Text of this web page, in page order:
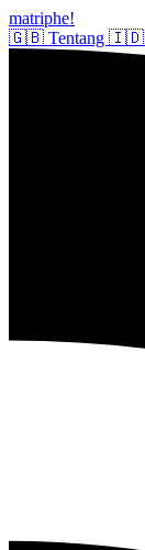
matriphe!
🇬🇧 Tentang 🇮🇩